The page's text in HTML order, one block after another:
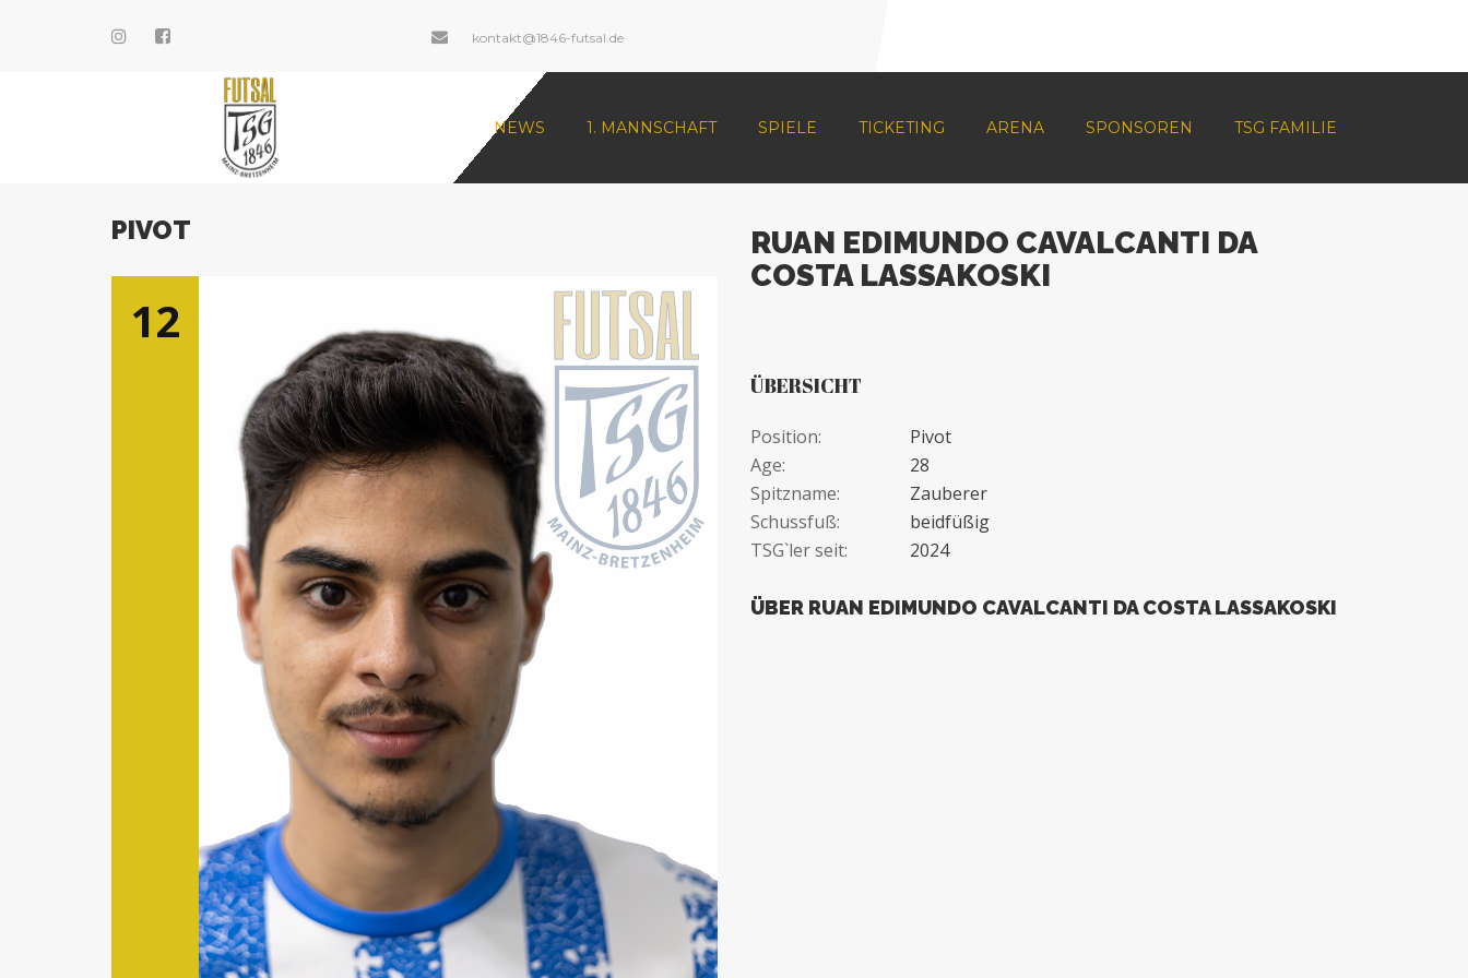
kontakt@1846-futsal.de
NEWS 1. MANNSCHAFT SPIELE TICKETING ARENA SPONSOREN TSG FAMILIE
PIVOT
12
RUAN EDIMUNDO CAVALCANTI DA
COSTA LASSAKOSKI
ÜBERSICHT
Position:
Pivot
Age:
28
Spitzname:
Zauberer
Schussfuß:
beidfüßig
TSG`ler seit:
2024
ÜBER RUAN EDIMUNDO CAVALCANTI DA COSTA LASSAKOSKI